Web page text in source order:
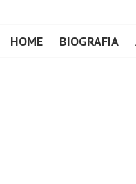
HOME BIOGRAFIA